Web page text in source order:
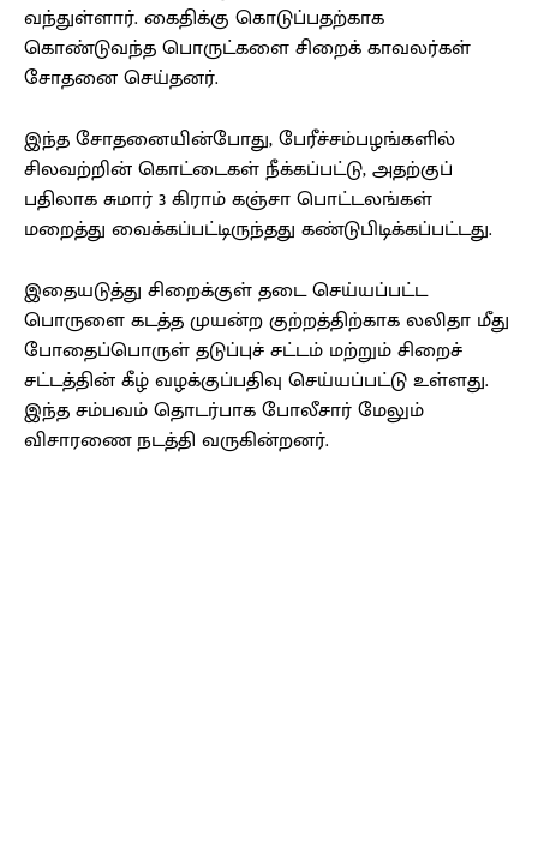
வந்துள்ளார். கைதிக்கு கொடுப்பதற்காக
கொண்டுவந்த பொருட்களை சிறைக் காவலர்கள்
சோதனை செய்தனர்.
இந்த சோதனையின்போது, பேரீச்சம்பழங்களில்
சிலவற்றின் கொட்டைகள் நீக்கப்பட்டு, அதற்குப்
பதிலாக சுமார் 3 கிராம் கஞ்சா பொட்டலங்கள்
மறைத்து வைக்கப்பட்டிருந்தது கண்டுபிடிக்கப்பட்டது.
இதையடுத்து சிறைக்குள் தடை செய்யப்பட்ட
பொருளை கடத்த முயன்ற குற்றத்திற்காக லலிதா மீது
போதைப்பொருள் தடுப்புச் சட்டம் மற்றும் சிறைச்
சட்டத்தின் கீழ் வழக்குப்பதிவு செய்யப்பட்டு உள்ளது.
இந்த சம்பவம் தொடர்பாக போலீசார் மேலும்
விசாரணை நடத்தி வருகின்றனர்.